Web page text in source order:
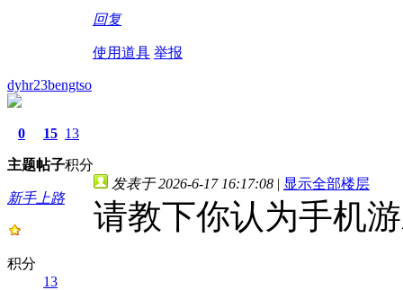
回复
使用道具 举报
dyhr23bengtso
0
主题
15
帖子
13
积分
新手上路
积分
13
发表于 2026-6-17 16:17:08 | 显示全部楼层
请教下你认为手机